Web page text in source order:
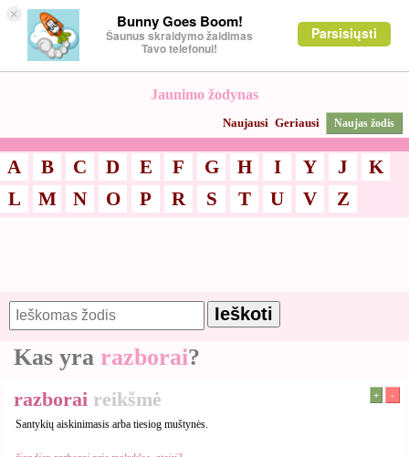
× Bunny Goes Boom!
Šaunus skraidymo žaidimas
Tavo telefonui!
Parsisiųsti
Jaunimo žodynas
Naujausi Geriausi Naujas žodis
A B C D E F G H I Y J
K
L
M N O P R S T U V Z
Kas yra razborai?
razborai reikšmė + -
Santykių aiskinimasis arba tiesiog muštynės.